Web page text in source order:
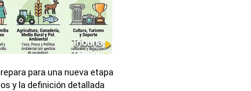
para una nueva etapa
y la definición detallada